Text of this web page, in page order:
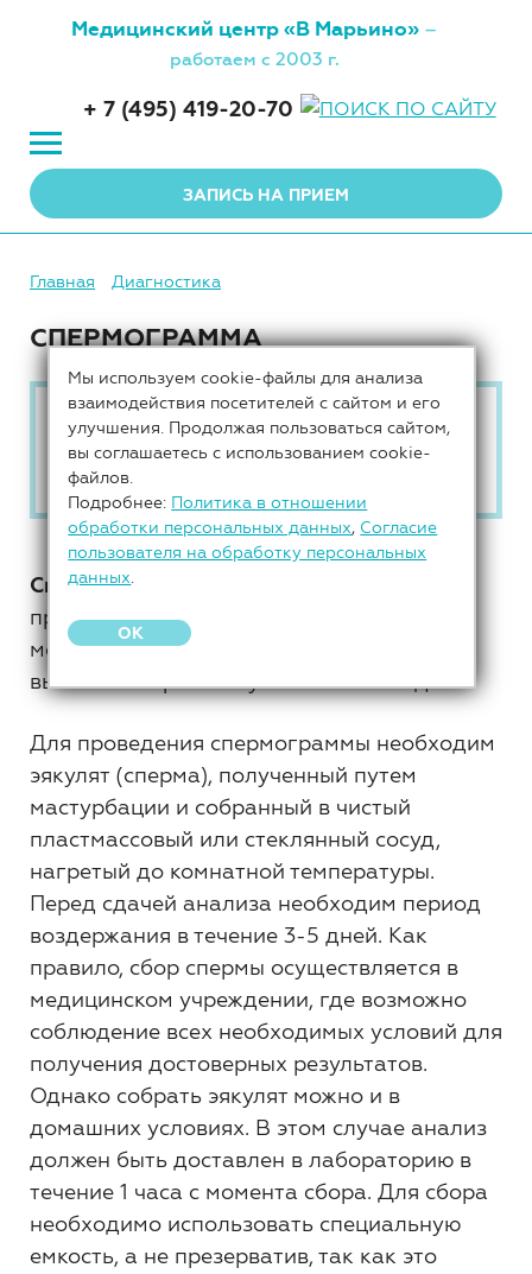
Медицинский центр«В Марьино» –
работаем с 2003 г.
+ 7 (495) 419-20-70
ЗАПИСЬ НА ПРИЕМ
Главная Диагностика
СПЕРМОГРАММА
Уважаемые пациенты!В настоящее
время спермограмма в нашем центре
НЕ проводятся
Спермограмма
проводимый для диагностики инфекций
мочеполовой системы, простатита,
выявления причин мужского бесплодия.
Для проведения спермограммы необходим
эякулят (сперма), полученный путем
мастурбации и собранный в чистый
пластмассовый или стеклянный сосуд,
нагретый до комнатной температуры.
Перед сдачей анализа необходим период
воздержания в течение 3-5 дней. Как
правило, сбор спермы осуществляется в
медицинском учреждении, где возможно
соблюдение всех необходимых условий для
получения достоверных результатов.
Однако собрать эякулят можно и в
домашних условиях. В этом случае анализ
должен быть доставлен в лабораторию в
течение 1 часа с момента сбора. Для сбора
необходимо использовать специальную
емкость, а не презерватив, так как это
Мы используем cookie-файлы для анализа
взаимодействия посетителей с сайтом и его
улучшения. Продолжая пользоваться сайтом,
вы соглашаетесь с использованием cookie-
файлов.
Подробнее: Политика в отношении
обработки персональных данных, Согласие
пользователя на обработку персональных
данных
OK